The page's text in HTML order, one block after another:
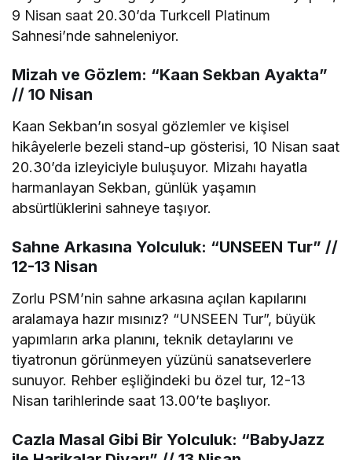
9 Nisan saat 20.30’da Turkcell Platinum
Sahnesi’nde sahneleniyor.
Mizah ve Gözlem: “Kaan Sekban Ayakta”
// 10 Nisan
Kaan Sekban’ın sosyal gözlemler ve kişisel
hikâyelerle bezeli stand-up gösterisi, 10 Nisan saat
20.30’da izleyiciyle buluşuyor. Mizahı hayatla
harmanlayan Sekban, günlük yaşamın
absürtlüklerini sahneye taşıyor.
Sahne Arkasına Yolculuk: “UNSEEN Tur” //
12-13 Nisan
Zorlu PSM’nin sahne arkasına açılan kapılarını
aralamaya hazır mısınız? “UNSEEN Tur”, büyük
yapımların arka planını, teknik detaylarını ve
tiyatronun görünmeyen yüzünü sanatseverlere
sunuyor. Rehber eşliğindeki bu özel tur, 12-13
Nisan tarihlerinde saat 13.00’te başlıyor.
Cazla Masal Gibi Bir Yolculuk: “BabyJazz